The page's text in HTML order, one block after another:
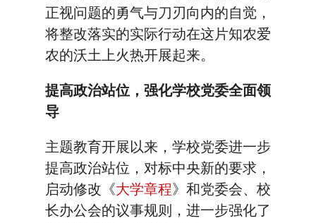
正视问题的勇气与刀刃向内的自觉，
将整改落实的实际行动在这片知农爱
农的沃土上火热开展起来。
提高政治站位，强化学校党委全面领
导
主题教育开展以来，学校党委进一步
提高政治站位，对标中央新的要求，
启动修改《大学章程》和党委会、校
长办公会的议事规则，进一步强化了